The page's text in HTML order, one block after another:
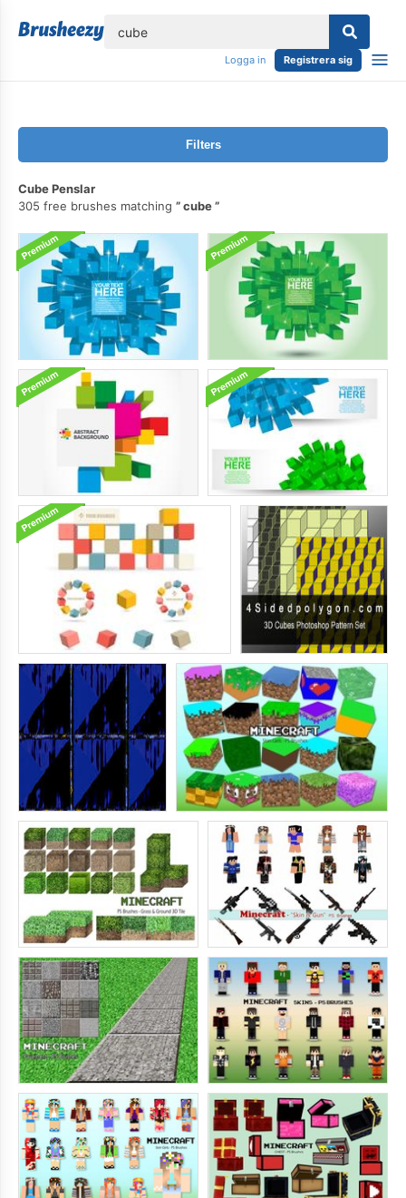
Logga in Registrera sig
Filters
Cube Penslar
305 free brushes matching
cube